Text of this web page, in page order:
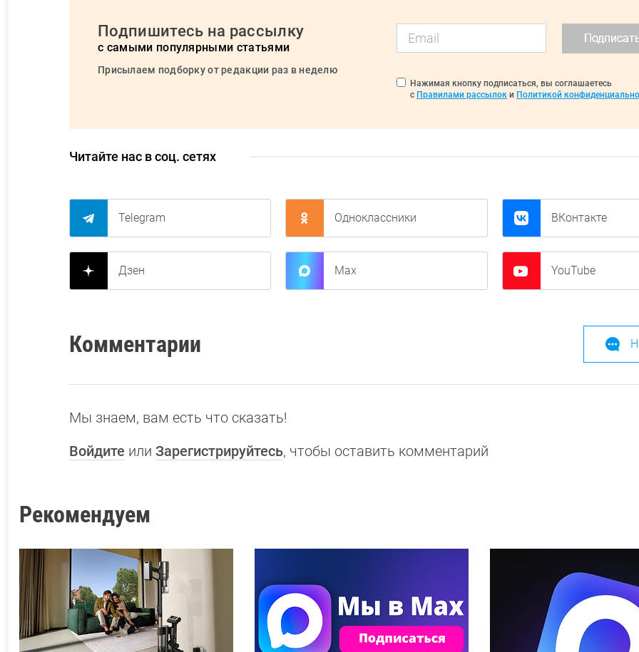
Подпишитесь на рассылку
с самыми популярными статьями
Присылаем подборку от редакции раз в неделю
Нажимая кнопку подписаться, вы соглашаетесь
с Правилами рассылок и Политикой
Читайте нас в соц. сетях
Telegram Одноклассники ВКонтакте
Дзен Max YouTube
Комментарии
Мы знаем, вам есть что сказать!
Войдите или Зарегистрируйтесь, чтобы оставить комментарий
Рекомендуем